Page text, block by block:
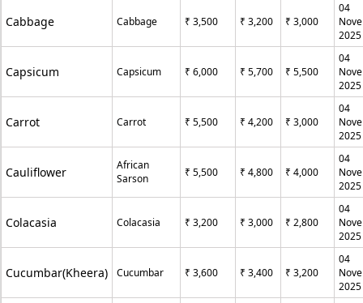
Cabbage Cabbage ₹ 3,500 ₹ 3,200 ₹ 3,000
04
2025
Capsicum Capsicum ₹ 6,000 ₹ 5,700 ₹ 5,500
04
2025
Carrot Carrot ₹ 5,500 ₹ 4,200 ₹ 3,000
04
2025
Cauliflower
African
Sarson
₹ 5,500 ₹ 4,800 ₹ 4,000
04
2025
Colacasia Colacasia ₹ 3,200 ₹ 3,000 ₹ 2,800
04
2025
Cucumbar(Kheera) Cucumbar ₹ 3,600 ₹ 3,400 ₹ 3,200
04
2025